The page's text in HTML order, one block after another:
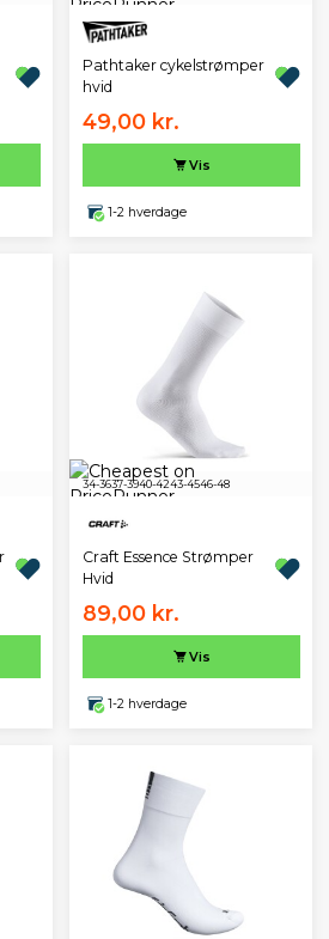
Pathtaker cykelstrømper
hvid
49,00 kr.
Vis
1-2 hverdage
34-3637-3940-4243-4546-48
Craft Essence Strømper
Hvid
89,00 kr.
Vis
1-2 hverdage